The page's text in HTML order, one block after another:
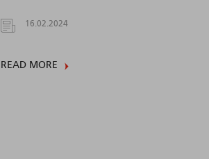
16.02.2024
READ MORE